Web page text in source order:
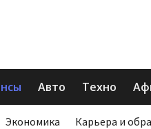
Авто Техно
Экономика Карьера и